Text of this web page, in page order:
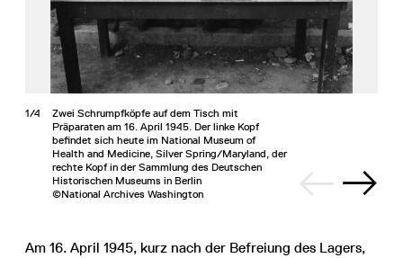
1/4
Zwei Schrumpfköpfe auf dem Tisch mit
Präparaten am 16. April 1945. Der linke Kopf
befindet sich heute im National Museum of
Health and Medicine, Silver Spring/Maryland, der
rechte Kopf in der Sammlung des Deutschen
Historischen Museums in Berlin
©National Archives Washington
Am 16. April 1945, kurz nach der Befreiung des Lagers,